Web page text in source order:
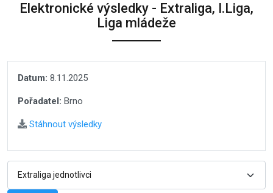
Elektronické výsledky - Extraliga, I.Liga,
Liga mládeže
Datum: 8.11.2025
Pořadatel: Brno
Stáhnout výsledky